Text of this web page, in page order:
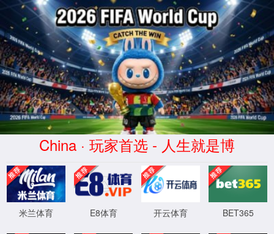
中国·tyc41183太阳成(集团有
限公司)-Official website

铁路项目
Xinjiang Futai
Xinjiang Futai Construction (Group) Co., Ltd